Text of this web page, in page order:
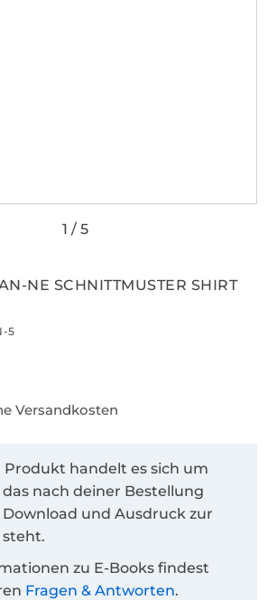
NE SCHNITTMUSTER SHIRT
5
Versandkosten
Produkt handelt es sich um
das nach deiner Bestellung
und Ausdruck zur
zu E-Books findest
Fragen & Antworten.